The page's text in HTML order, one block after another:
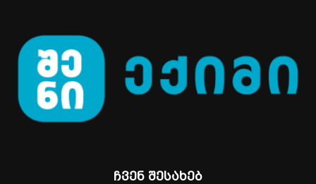
ჩვენ შესახებ